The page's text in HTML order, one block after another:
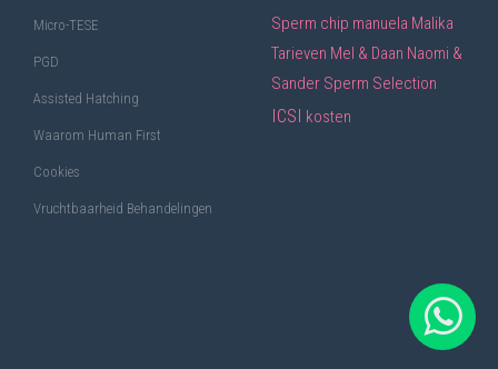
Micro-TESE
PGD
Assisted Hatching
Waarom Human First
Cookies
Vruchtbaarheid Behandelingen
Sperm chip manuela Malika
Tarieven Mel & Daan Naomi &
Sander Sperm Selection
ICSI kosten